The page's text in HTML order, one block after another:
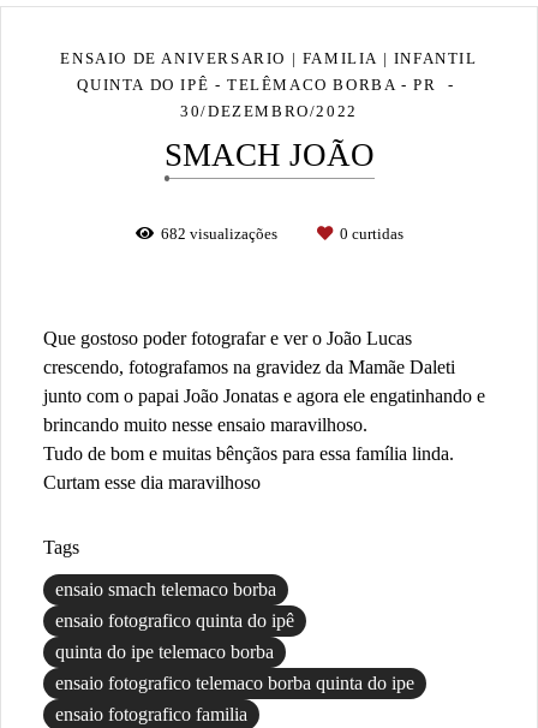
ENSAIO DE ANIVERSARIO | FAMILIA | INFANTIL
QUINTA DO IPÊ - TELÊMACO BORBA - PR
30/DEZEMBRO/2022
SMACH JOÃO
682 visualizações 0 curtidas
Que gostoso poder fotografar e ver o João Lucas
crescendo, fotografamos na gravidez da Mamãe Daleti
junto com o papai João Jonatas e agora ele engatinhando e
brincando muito nesse ensaio maravilhoso.
Tudo de bom e muitas bênçãos para essa família linda.
Curtam esse dia maravilhoso
Tags
ensaio smach telemaco borba
ensaio fotografico quinta do ipê
quinta do ipe telemaco borba
ensaio fotografico telemaco borba quinta do ipe
ensaio fotografico familia